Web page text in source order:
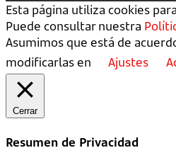
Esta página utiliza cookies
Puede consultar nuestra
Asumimos que está de
modificarlas en
Ajustes
Cerrar
Resumen de Privacidad